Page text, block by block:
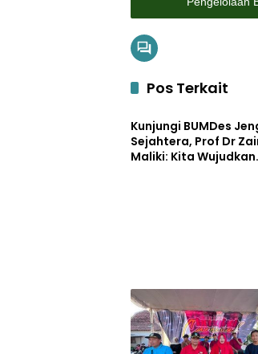
Pos Terkait
Pemerintahan
Kunjungi BUMDes
Sejahtera, Prof Dr
Maliki: Kita Wujudkan